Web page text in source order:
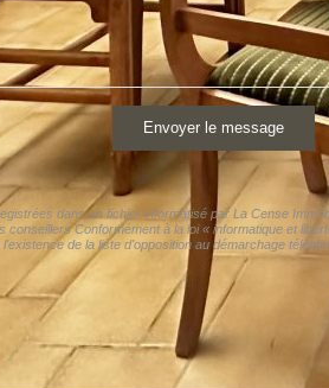
Envoyer le message
dans un fichier informatisé par La Cense
conseillers Conformément à la loi « informatique et
de la liste d'opposition au démarchage